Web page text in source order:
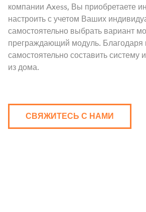
компании Axess, Вы приобретаете
настроить с учетом Ваших
самостоятельно выбрать вариант
преграждающий модуль.
самостоятельно составить систему
из дома.
СВЯЖИТЕСЬ С НАМИ